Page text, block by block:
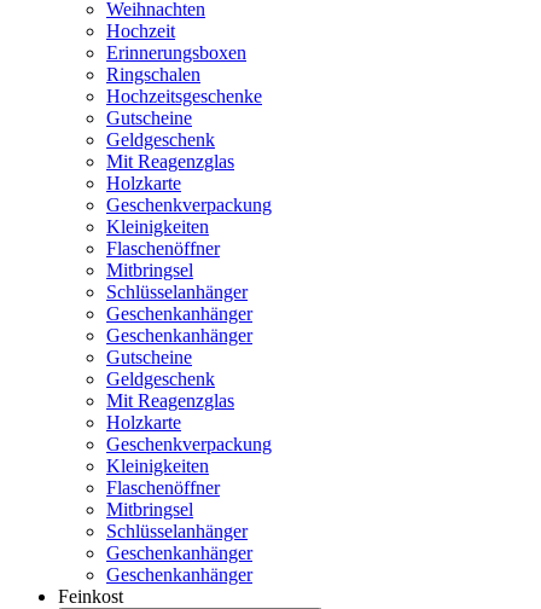
Weihnachten
Hochzeit
Erinnerungsboxen
Ringschalen
Hochzeitsgeschenke
Gutscheine
Geldgeschenk
Mit Reagenzglas
Holzkarte
Geschenkverpackung
Kleinigkeiten
Flaschenöffner
Mitbringsel
Schlüsselanhänger
Geschenkanhänger
Geschenkanhänger
Gutscheine
Geldgeschenk
Mit Reagenzglas
Holzkarte
Geschenkverpackung
Kleinigkeiten
Flaschenöffner
Mitbringsel
Schlüsselanhänger
Geschenkanhänger
Geschenkanhänger
Feinkost